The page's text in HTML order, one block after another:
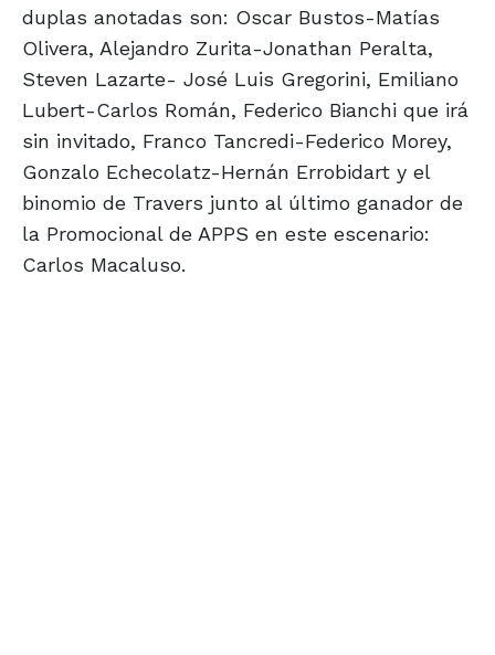
duplas anotadas son: Oscar Bustos-Matías
Olivera, Alejandro Zurita-Jonathan Peralta,
Steven Lazarte- José Luis Gregorini, Emiliano
Lubert-Carlos Román, Federico Bianchi que irá
sin invitado, Franco Tancredi-Federico Morey,
Gonzalo Echecolatz-Hernán Errobidart y el
binomio de Travers junto al último ganador de
la Promocional de APPS en este escenario:
Carlos Macaluso.